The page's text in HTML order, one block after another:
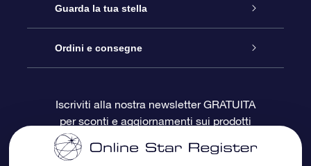
Contattaci
Blog
OSR Recensioni
Online Star Gift
Pacchetto regalo OSR
Gift Card OSR
Doni aziendali
Guarda la tua stella
Registro stellare
Star Page personalizzata
Ordini e consegne
Informazioni di Pagamento
Iscriviti alla nostra newsletter GRATUITA
per sconti e aggiornamenti sui prodotti